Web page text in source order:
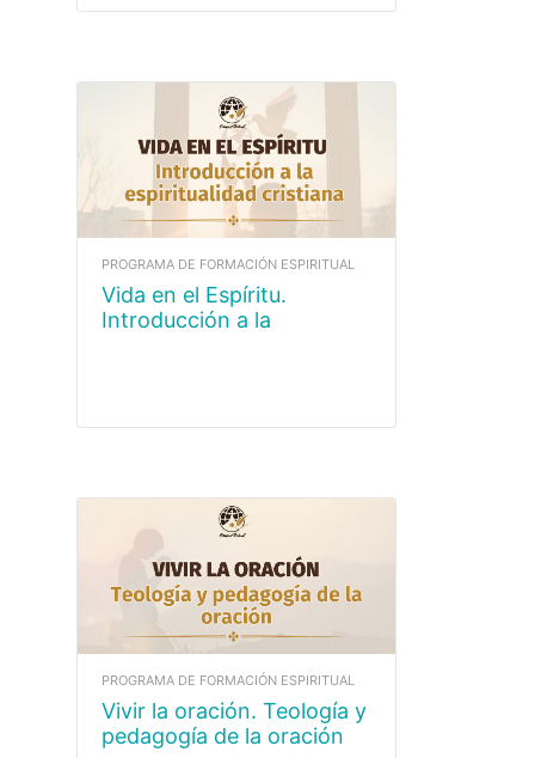
PROGRAMA DE FORMACIÓN ESPIRITUAL
Vida en el Espíritu.
Introducción a la
PROGRAMA DE FORMACIÓN ESPIRITUAL
Vivir la oración. Teología y
pedagogía de la oración